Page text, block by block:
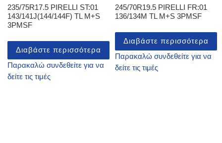
235/75R17.5 PIRELLI ST:01
143/141J(144/144F) TL M+S
3PMSF
Διαβάστε περισσότερα
Παρακαλώ συνδεθείτε για να
δείτε τις τιμές
245/70R19.5 PIRELLI FR:01
136/134M TL M+S 3PMSF
Διαβάστε περισσότερα
Παρακαλώ συνδεθείτε για να
δείτε τις τιμές